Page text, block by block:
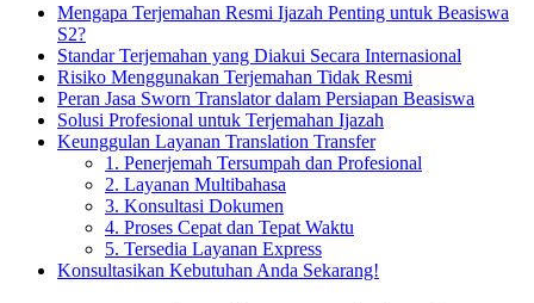
Mengapa Terjemahan Resmi Ijazah Penting untuk Beasiswa
S2?
Standar Terjemahan yang Diakui Secara Internasional
Risiko Menggunakan Terjemahan Tidak Resmi
Peran Jasa Sworn Translator dalam Persiapan Beasiswa
Solusi Profesional untuk Terjemahan Ijazah
Keunggulan Layanan Translation Transfer
1. Penerjemah Tersumpah dan Profesional
2. Layanan Multibahasa
3. Konsultasi Dokumen
4. Proses Cepat dan Tepat Waktu
5. Tersedia Layanan Express
Konsultasikan Kebutuhan Anda Sekarang!